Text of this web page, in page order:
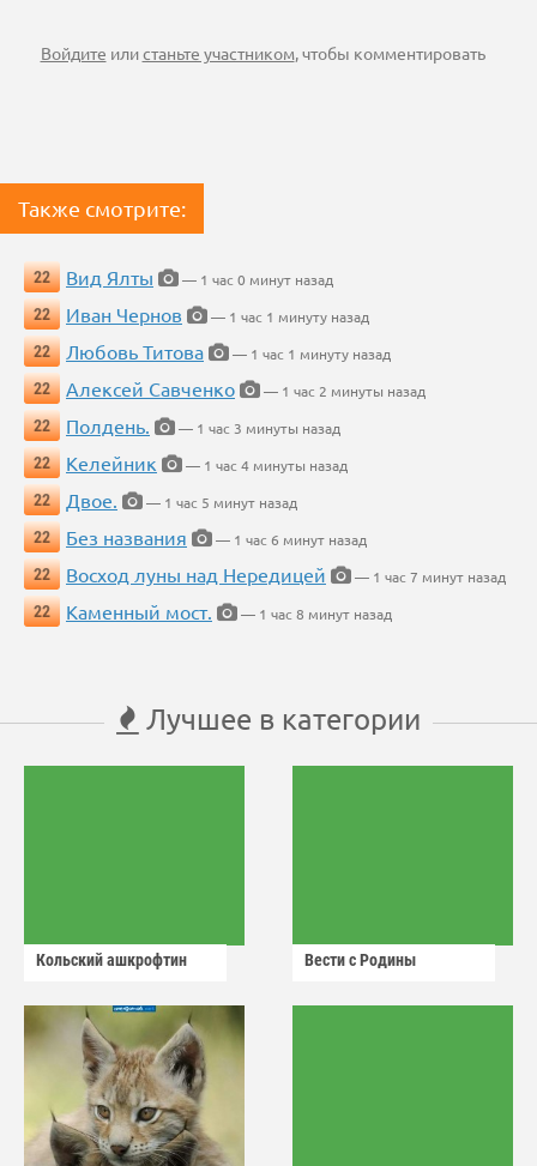
Войдите илистаньте участником, чтобы комментировать
Также смотрите:
22 Вид Ялты
— 1 час 0 минут назад
22
Иван Чернов
— 1 час 1 минуту назад
22
Любовь Титова
— 1 час 1 минуту назад
22
Алексей Савченко
— 1 час 2 минуты назад
22
Полдень.
— 1 час 3 минуты назад
22
Келейник
— 1 час 4 минуты назад
22
Двое.
— 1 час 5 минут назад
22
Без названия
— 1 час 6 минут назад
22
Восход луны над Нередицей
— 1 час 7 минут назад
22
Каменный мост. — 1 час 8 минут назад
Лучшее в категории
Кольский ашкрофтин Вести с Родины